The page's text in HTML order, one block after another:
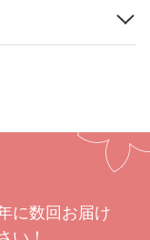
に数回お届け